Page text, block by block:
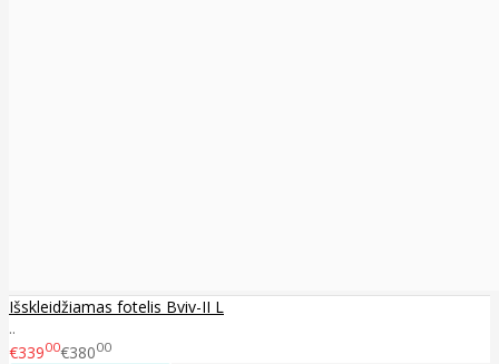
Išskleidžiamas fotelis Bviv-II L
..
€33900€38000